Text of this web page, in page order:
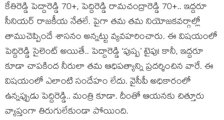
కేతిరెడ్డి పెద్దారెడ్డి 70+, పెద్దిరెడ్డి రామ‌చంద్రారెడ్డి 70+.. ఇద్ద‌రూ
సీనియ‌ర్ రాజ‌కీయ నేత‌లే. పైగా తమ త‌మ నియోజ‌క‌వ‌ర్గాల్లో
తాముచెప్పిందే శాస‌నం అన్న‌ట్టు వ్య‌వ‌హ‌రించారు. ఈ విష‌యంలో
పెద్దిరెడ్డి సైలెంట్ అయితే.. పెద్దారెడ్డి ‘పుష్ప’ టైపు! కానీ, ఇద్ద‌రూ
కూడా చాప‌కింద నీరులా త‌మ ఆధిప‌త్యాన్ని ప్ర‌ద‌ర్శించిన వారే. ఈ
విష‌యంలో ఎలాంటి సందేహం లేదు. వైసీపీ అధికారంలో
ఉన్నప్పుడు పెద్దిరెడ్డి.. మంత్రి కూడా. దీంతో ఆయ‌న‌కు చిత్తూరు
వ్యాప్తంగా తిరుగులేకుండా పోయింది.